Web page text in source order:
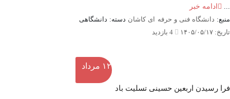
...
ادامه خبر
منبع: دانشگاه فنی و حرفه ای کاشان دسته: دانشگاهی
تاریخ: ۱۴۰۵/۰۵/۱۷
۱۲ مرداد
فرا رسیدن اربعین حسینی تسلیت باد